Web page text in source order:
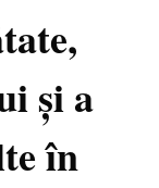
și a
în